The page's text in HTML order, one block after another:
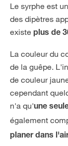
Le syrphe est
des dipètres
existe plus de
La couleur du
de la guêpe.
de couleur
cependant
n'a qu'une
également
planer dans